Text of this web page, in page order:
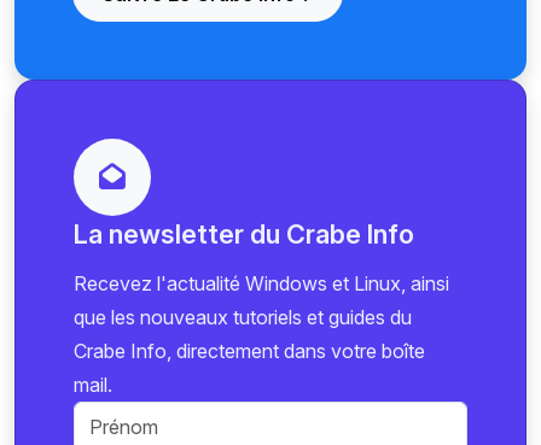
La newsletter du Crabe Info
Recevez l'actualité Windows et Linux, ainsi
que les nouveaux tutoriels et guides du
Crabe Info, directement dans votre boîte
mail.